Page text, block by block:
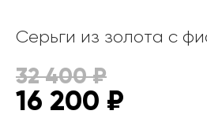
Серьги из золота с
32 400₽
16 200 ₽